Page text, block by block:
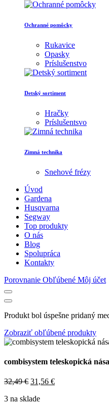
Ochranné pomôcky
Rukavice
Opasky
Príslušenstvo
Detský sortiment
Hračky
Príslušentsvo
Zimná technika
Snehové frézy
Úvod
Gardena
Husqvarna
Segway
Top produkty
O nás
Blog
Spolupráca
Kontakty
Porovnanie Obľúbené Môj účet
Produkt bol úspešne pridaný
Zobraziť obľúbené produkty
combisystem teleskopická
32,49€ Original
was:
31,56 €Current
3 na sklade